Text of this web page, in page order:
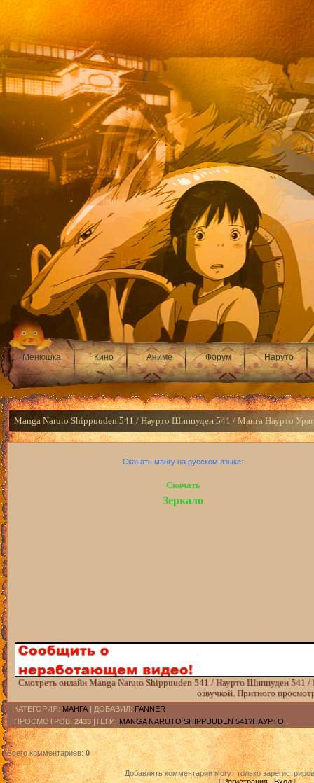
Менюшка Кино Аниме Форум Наруто
Manga Naruto Shippuuden 541 / Наурто Шиппуден 541 / Манга Наурто
Скачать мангу на русском языке:
Скачать
Зеркало
Смотреть онлайн Manga Naruto Shippuuden 541 / Наурто Шиппуден 541
озвучкой. Притного
КАТЕГОРИЯ: МАНГА | ДОБАВИЛ: FANNER
ПРОСМОТРОВ: 2433 |ТЕГИ: MANGA NARUTO SHIPPUUDEN 541?НАУРТО
Всего комментариев:0
Добавлять комментарии могут только